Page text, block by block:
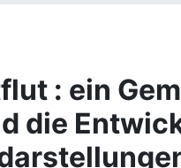
: ein
die